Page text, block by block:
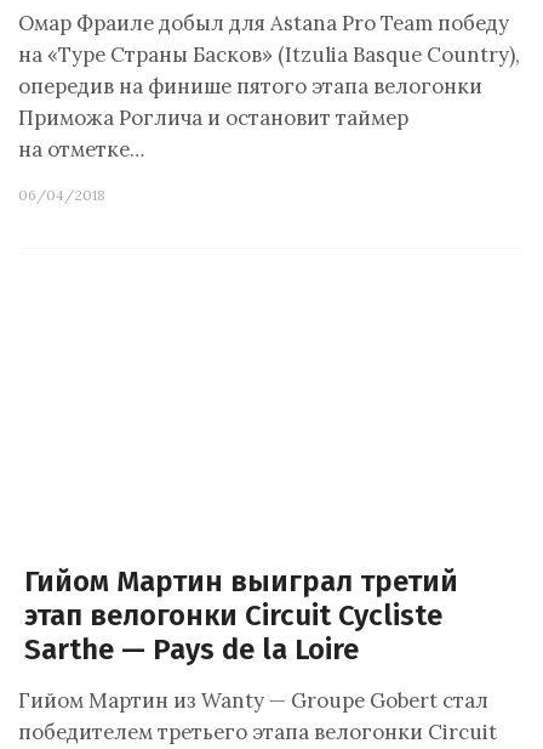
Омар Фраиле добыл для Astana Pro Team победу
на «Туре Страны Басков» (Itzulia Basque Country),
опередив на финише пятого этапа велогонки
Приможа Роглича и остановит таймер
на отметке…
06/04/2018
Гийом Мартин выиграл третий
этап велогонки Circuit Cycliste
Sarthe — Pays de la Loire
Гийом Мартин из Wanty — Groupe Gobert стал
победителем третьего этапа велогонки Circuit